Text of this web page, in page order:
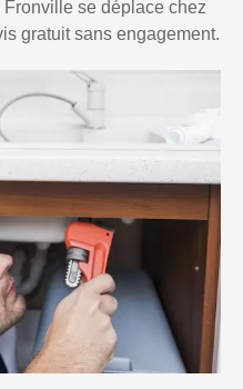
se déplace chez
gratuit sans engagement.